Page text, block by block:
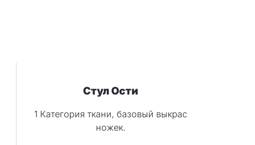
Стул Ости
1 Категория ткани, базовый выкрас
ножек.